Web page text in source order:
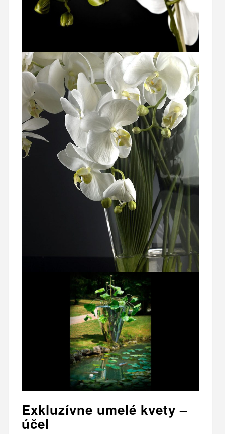
Exkluzívne umelé kvety –
účel